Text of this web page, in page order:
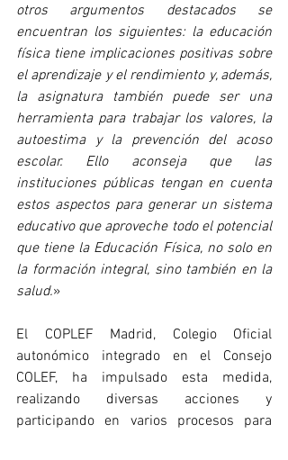
otros argumentos destacados se
encuentran los siguientes: la educación
física tiene implicaciones positivas sobre
el aprendizaje y el rendimiento y, además,
la asignatura también puede ser una
herramienta para trabajar los valores, la
autoestima y la prevención del acoso
escolar. Ello aconseja que las
instituciones públicas tengan en cuenta
estos aspectos para generar un sistema
educativo que aproveche todo el potencial
que tiene la Educación Física, no solo en
la formación integral, sino también en la
salud.»
El COPLEF Madrid, Colegio Oficial
autonómico integrado en el Consejo
COLEF, ha impulsado esta medida,
realizando diversas acciones y
participando en varios procesos para